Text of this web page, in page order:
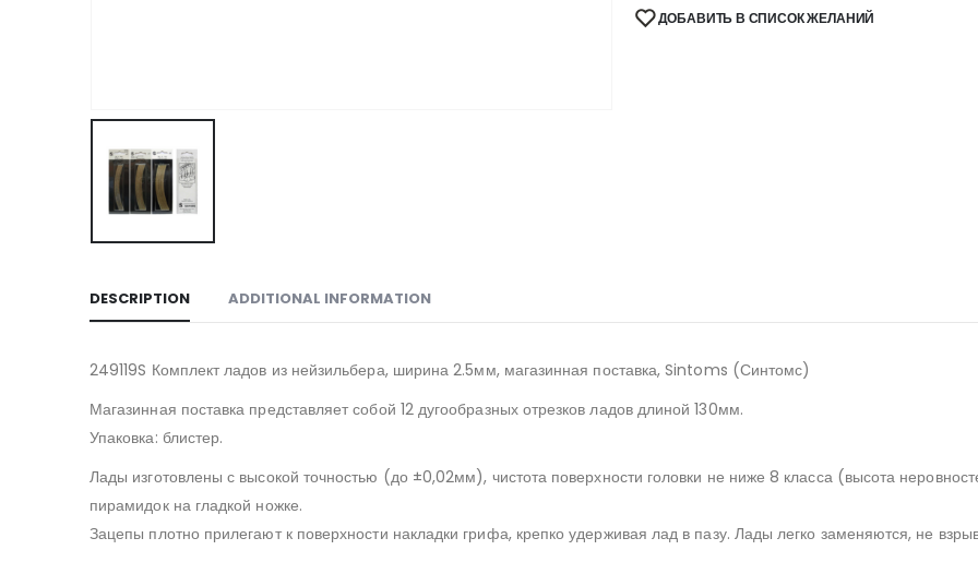
ДОБАВИТЬ В СПИСОК ЖЕЛАНИЙ
DESCRIPTION ADDITIONAL INFORMATION
249119S Комплект ладов из нейзильбера, ширина 2.5мм, магазинная поставка, Sintoms (Синтомс)
Магазинная поставка представляет собой 12 дугообразных отрезков ладов длиной 130мм.
Упаковка: блистер.
Лады изготовлены с высокой точностью (до ±0,02мм), чистота поверхности головки не ниже 8 класса (высота
пирамидок на гладкой ножке.
Зацепы плотно прилегают к поверхности накладки грифа, крепко удерживая лад в пазу. Лады легко заменяются, не